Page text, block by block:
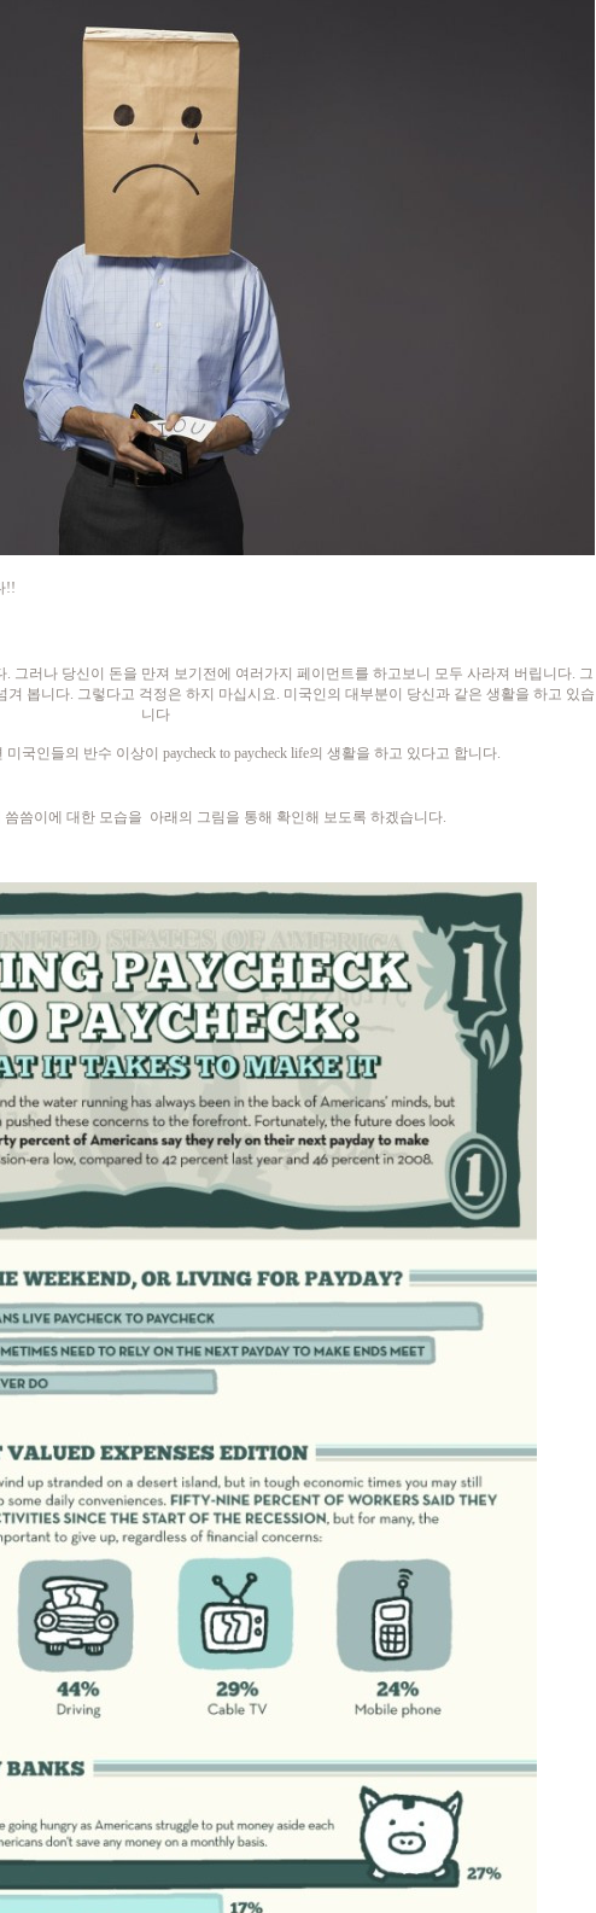
!!
. 그러나 당신이 돈을 만져 보기전에 여러가지 페이먼트를 하고보니 모두 사라져 버립니다. 그
겨 봅니다. 그렇다고 걱정은 하지 마십시요. 미국인의 대부분이 당신과 같은 생활을 하고 있습
니다
미국인들의 반수 이상이 paycheck to paycheck life의 생활을 하고 있다고 합니다.
씀이에 대한 모습을 아래의 그림을 통해 확인해 보도록 하겠습니다.